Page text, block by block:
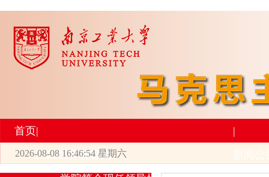
首页|
2026世界杯官网
|
2026-08-08 16:46:54 星期六